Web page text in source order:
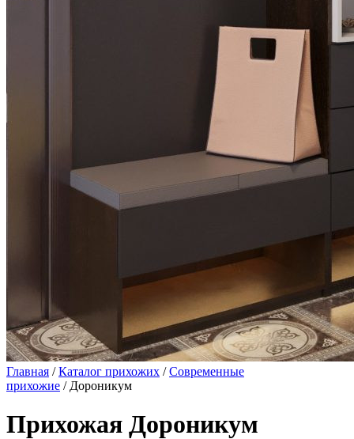
Главная /Каталог прихожих /Современные
прихожие / Дороникум
Прихожая Дороникум